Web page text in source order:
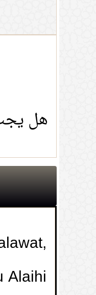
هل
Alaihi